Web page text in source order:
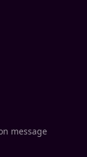
message